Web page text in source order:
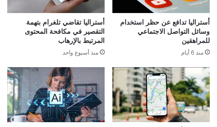
أستراليا تدافع عن حظر استخدام
وسائل التواصل الاجتماعي
للمراهقين
منذ 6 أيام
أستراليا تقاضي تلغرام بتهمة
التقصير في مكافحة المحتوى
المرتبط بالإرهاب
منذ أسبوع واحد